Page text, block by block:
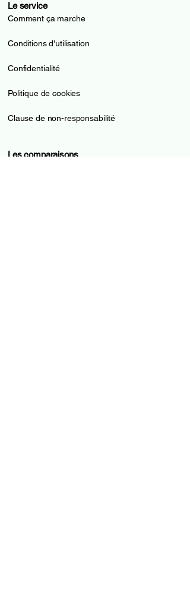
Le service
Comment ça marche
Conditions d'utilisation
Confidentialité
Politique de cookies
Clause de non-responsabilité
Les comparaisons